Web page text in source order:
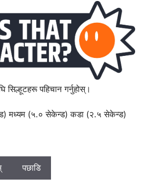
सिल्हूटहरू पहिचान गर्नुहोस्।
मध्यम (५.० सेकेन्ड) कडा (२.५ सेकेन्ड)
पछाडि